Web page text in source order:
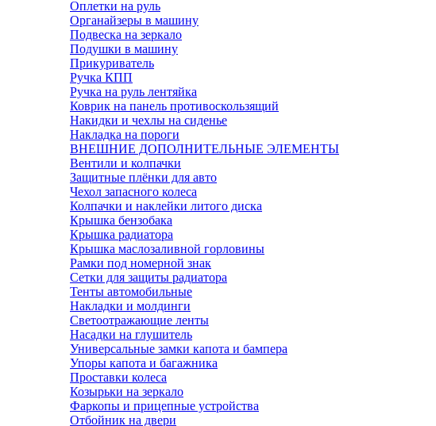
Оплетки на руль
Органайзеры в машину
Подвеска на зеркало
Подушки в машину
Прикуриватель
Ручка КПП
Ручка на руль лентяйка
Коврик на панель противоскользящий
Накидки и чехлы на сиденье
Накладка на пороги
ВНЕШНИЕ ДОПОЛНИТЕЛЬНЫЕ ЭЛЕМЕНТЫ
Вентили и колпачки
Защитные плёнки для авто
Чехол запасного колеса
Колпачки и наклейки литого диска
Крышка бензобака
Крышка радиатора
Крышка маслозаливной горловины
Рамки под номерной знак
Сетки для защиты радиатора
Тенты автомобильные
Накладки и молдинги
Светоотражающие ленты
Насадки на глушитель
Универсальные замки капота и бампера
Упоры капота и багажника
Проставки колеса
Козырьки на зеркало
Фаркопы и прицепные устройства
Отбойник на двери